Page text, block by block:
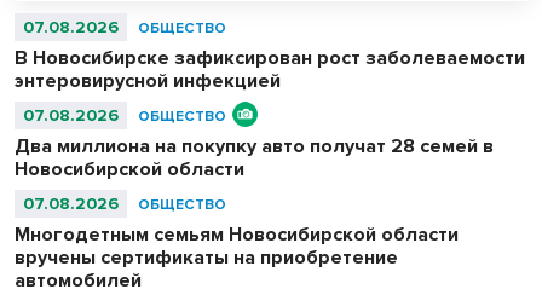
07.08.2026 ОБЩЕСТВО
В Новосибирске зафиксирован рост заболеваемости
энтеровирусной инфекцией
07.08.2026 ОБЩЕСТВО
Два миллиона на покупку авто получат 28 семей в
Новосибирской области
07.08.2026 ОБЩЕСТВО
Многодетным семьям Новосибирской области
вручены сертификаты на приобретение
автомобилей